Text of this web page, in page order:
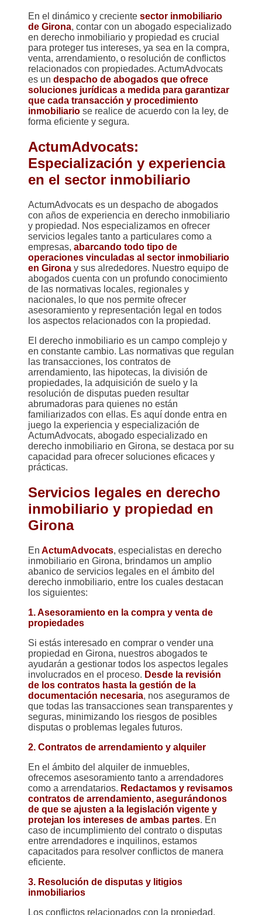
En el dinámico y creciente sector inmobiliario
de Girona, contar con un abogado especializado
en derecho inmobiliario y propiedad es crucial
para proteger tus intereses, ya sea en la compra,
venta, arrendamiento, o resolución de conflictos
relacionados con propiedades. ActumAdvocats
es un despacho de abogados que ofrece
soluciones jurídicas a medida para garantizar
que cada transacción y procedimiento
inmobiliario se realice de acuerdo con la ley, de
forma eficiente y segura.
ActumAdvocats:
Especialización y experiencia
en el sector inmobiliario
ActumAdvocats es un despacho de abogados
con años de experiencia en derecho inmobiliario
y propiedad. Nos especializamos en ofrecer
servicios legales tanto a particulares como a
empresas, abarcando todo tipo de
operaciones vinculadas al sector inmobiliario
en Girona y sus alrededores. Nuestro equipo de
abogados cuenta con un profundo conocimiento
de las normativas locales, regionales y
nacionales, lo que nos permite ofrecer
asesoramiento y representación legal en todos
los aspectos relacionados con la propiedad.
El derecho inmobiliario es un campo complejo y
en constante cambio. Las normativas que regulan
las transacciones, los contratos de
arrendamiento, las hipotecas, la división de
propiedades, la adquisición de suelo y la
resolución de disputas pueden resultar
abrumadoras para quienes no están
familiarizados con ellas. Es aquí donde entra en
juego la experiencia y especialización de
ActumAdvocats, abogado especializado en
derecho inmobiliario en Girona, se destaca por su
capacidad para ofrecer soluciones eficaces y
prácticas.
Servicios legales en derecho
inmobiliario y propiedad en
Girona
En ActumAdvocats, especialistas en derecho
inmobiliario en Girona, brindamos un amplio
abanico de servicios legales en el ámbito del
derecho inmobiliario, entre los cuales destacan
los siguientes:
1. Asesoramiento en la compra y venta de
propiedades
Si estás interesado en comprar o vender una
propiedad en Girona, nuestros abogados te
ayudarán a gestionar todos los aspectos legales
involucrados en el proceso. Desde la revisión
de los contratos hasta la gestión de la
documentación necesaria, nos aseguramos de
que todas las transacciones sean transparentes y
seguras, minimizando los riesgos de posibles
disputas o problemas legales futuros.
2. Contratos de arrendamiento y alquiler
En el ámbito del alquiler de inmuebles,
ofrecemos asesoramiento tanto a arrendadores
como a arrendatarios. Redactamos y revisamos
contratos de arrendamiento, asegurándonos
de que se ajusten a la legislación vigente y
protejan los intereses de ambas partes. En
caso de incumplimiento del contrato o disputas
entre arrendadores e inquilinos, estamos
capacitados para resolver conflictos de manera
eficiente.
3. Resolución de disputas y litigios
inmobiliarios
Los conflictos relacionados con la propiedad,